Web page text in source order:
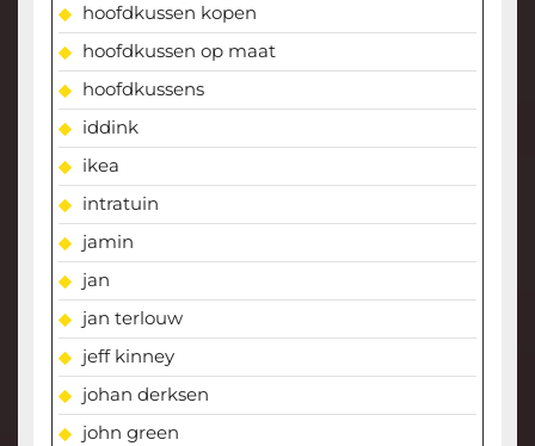
hoofdkussen kopen
hoofdkussen op maat
hoofdkussens
iddink
ikea
intratuin
jamin
jan
jan terlouw
jeff kinney
johan derksen
john green